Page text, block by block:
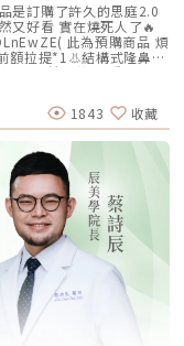
是訂購了許久的思庭2.0
又好看 實在燒死人了🔥
此為預購商品 煩
額拉提*1👃結構式隆鼻*1
購嘴邊肉拉提)重點摘
上臉眉眼分析 : 五
貴族手術03:58 下臉唇巴
五星好評分享
依心唯
號2樓電話｜（02）
官方諮詢｜
follow-
1843 收藏